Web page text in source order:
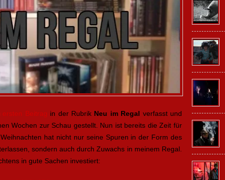
ersten Beitrag in der Rubrik Neu im Regal verfasst und
Wochen zur Schau gestellt. Nun ist bereits die Zeit für
hat nicht nur seine Spuren in der Form des
sondern auch durch Zuwachs in meinem Regal.
in gute Sachen investiert: